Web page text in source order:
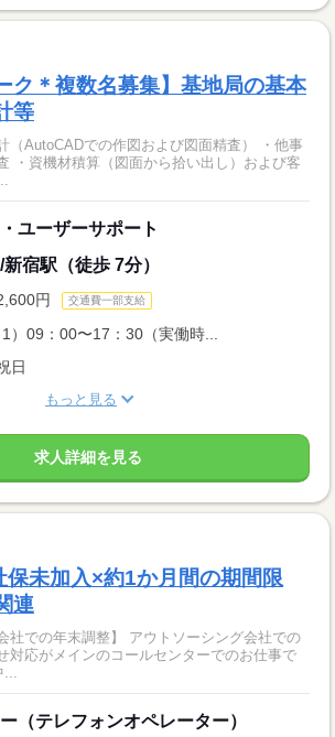
ク＊複数名募集】基地局の基本
等
（AutoCADでの作図および図面精査） ・他事
・資機材積算（図面から拾い出し）および客
ユーザーサポート
宿駅（徒歩 7分）
円 交通費一部支給
1）09：00〜17：30（実働時...
日
もっと見る
求人詳細を見る
保未加入×約1か月間の期間限
連
社での年末調整】 アウトソーシング会社での
対応がメインのコールセンターでのお仕事で
...
（テレフォンオペレーター）